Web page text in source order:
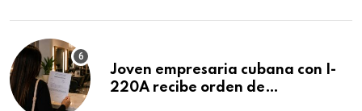
Joven empresaria cubana con I-
220A recibe orden de